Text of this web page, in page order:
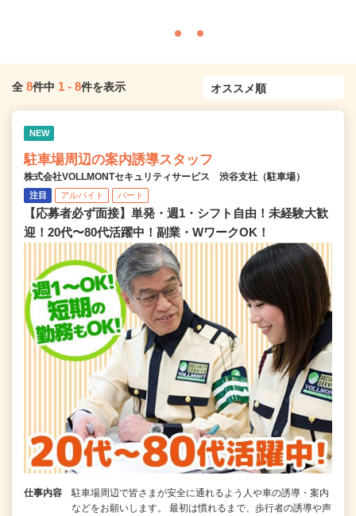
全 8件中 1 - 8件を表示
NEW
駐車場周辺の案内誘導スタッフ
株式会社VOLLMONTセキュリティサービス 渋谷支社（駐車場）
注目 アルバイト パート
【応募者必ず面接】単発・週1・シフト自由！未経験大歓
迎！20代〜80代活躍中！副業・WワークOK！
仕事内容
駐車場周辺で皆さまが安全に通れるよう人や車の誘導・案内
などをお願いします。 最初は慣れるまで、歩行者の誘導や声